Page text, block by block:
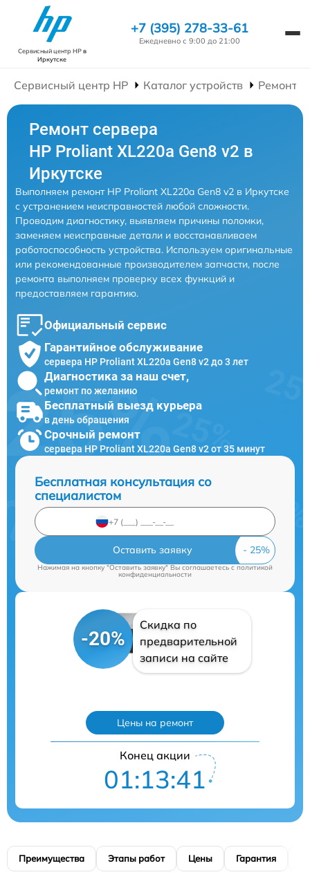
Сервисный центр HPв
Иркутске
+7 (395) 278-33-61
Ежедневно с 9:00 до 21:00
Сервисный центр HP Каталог устройств Ремонт
Ремонт сервера
HP Proliant XL220a Gen8 v2 в
Иркутске
Выполняем ремонт HP Proliant XL220a Gen8 v2 в Иркутске
с устранением неисправностей любой сложности.
Проводим диагностику, выявляем причины поломки,
заменяем неисправные детали и восстанавливаем
работоспособность устройства. Используем оригинальные
или рекомендованные производителем запчасти, после
ремонта выполняем проверку всех функций и
предоставляем гарантию.
Официальный сервис
Гарантийное обслуживание
сервера HP Proliant XL220a Gen8 v2 до 3 лет
Диагностика за наш счет,
ремонт по желанию
Бесплатный выезд курьера
в день обращения
Срочный ремонт
сервера HP Proliant XL220a Gen8 v2 от 35 минут
Бесплатная консультация со
специалистом
Оставить заявку
Нажимая на кнопку "Оставить заявку" Вы соглашаетесь cполитикой
конфиденциальности
-20%
Скидка по
предварительной
записи на сайте
Цены на ремонт
Конец акции
01:13:40
Преимущества Этапы работ Цены Гарантия